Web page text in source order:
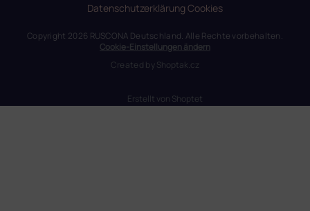
DatenschutzerklärungCookies
Erstellt von Shoptet
Copyright 2026 RUSCONA Deutschland. Alle Rechte vorbehalten.
Cookie-Einstellungen ändern
Created byShoptak.cz